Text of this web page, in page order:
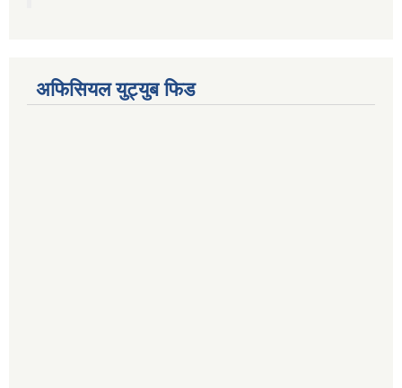
अफिसियल युट्युब फिड